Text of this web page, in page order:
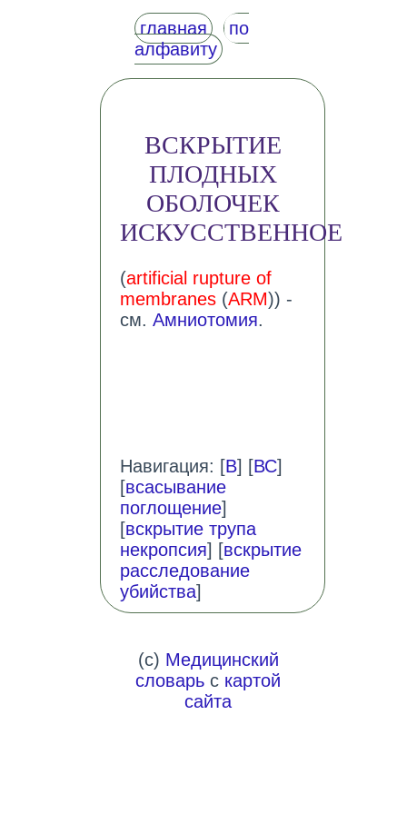
главная
по
алфавиту
ВСКРЫТИЕ
ПЛОДНЫХ
ОБОЛОЧЕК
ИСКУССТВЕННОЕ
(artificial rupture of
membranes (ARM)) -
см. Амниотомия.
Навигация: [В] [ВС]
[всасывание
поглощение]
[вскрытие трупа
некропсия] [вскрытие
расследование
убийства]
(c) Медицинский
словарь с картой
сайта